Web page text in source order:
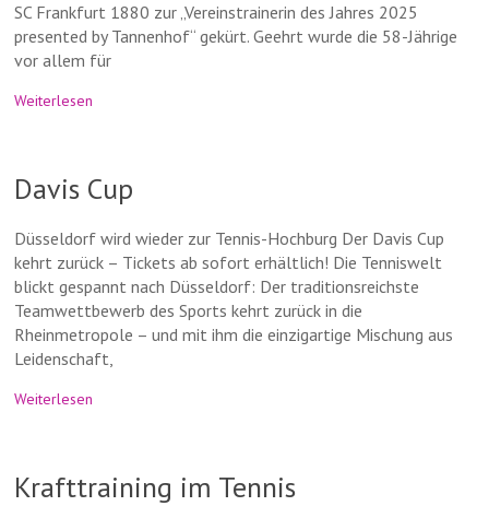
SC Frankfurt 1880 zur „Vereinstrainerin des Jahres 2025
presented by Tannenhof“ gekürt. Geehrt wurde die 58-Jährige
vor allem für
Weiterlesen
Davis Cup
Düsseldorf wird wieder zur Tennis-Hochburg Der Davis Cup
kehrt zurück – Tickets ab sofort erhältlich! Die Tenniswelt
blickt gespannt nach Düsseldorf: Der traditionsreichste
Teamwettbewerb des Sports kehrt zurück in die
Rheinmetropole – und mit ihm die einzigartige Mischung aus
Leidenschaft,
Weiterlesen
Krafttraining im Tennis